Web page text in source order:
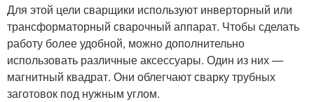
Для этой цели сварщики используют инверторный или
трансформаторный сварочный аппарат. Чтобы сделать
работу более удобной, можно дополнительно
использовать различные аксессуары. Один из них —
магнитный квадрат. Они облегчают сварку трубных
заготовок под нужным углом.